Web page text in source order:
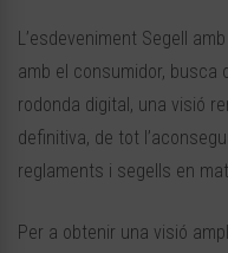
L’esdeveniment Segell
amb el consumidor, busca
rodonda digital, una visió
definitiva, de tot
reglaments i segells en
Per a obtenir una visió